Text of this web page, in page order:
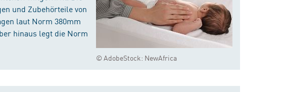
© AdobeStock: NewAfrica
und Zubehörteile von
laut Norm 380mm
hinaus legt die Norm